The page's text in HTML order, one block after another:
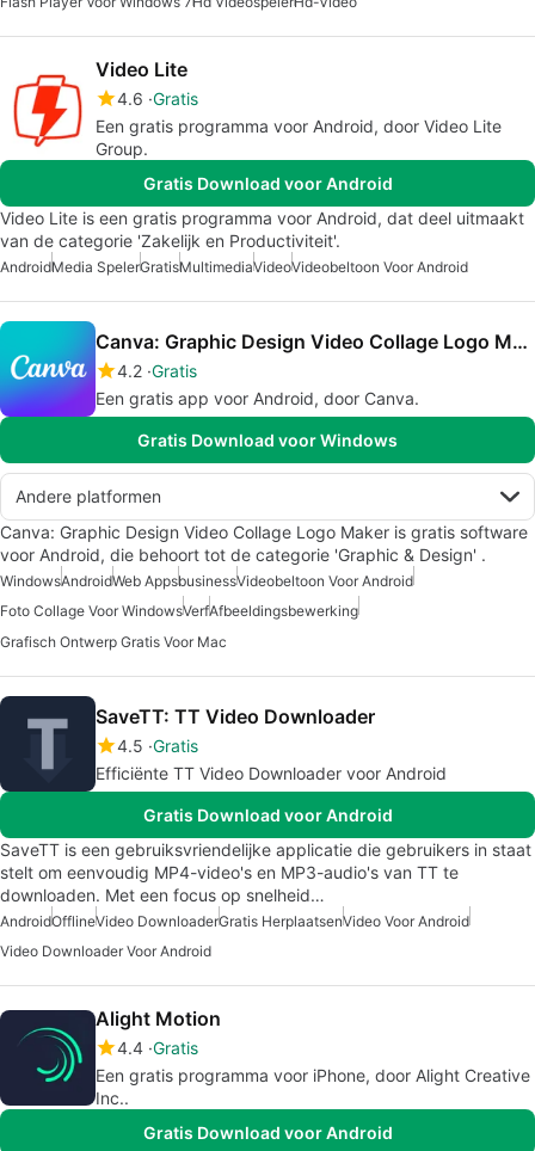
Video Lite
4.6 Gratis
Een gratis programma voor Android, door Video Lite
Group.
Gratis Download voor Android
Video Lite is een gratis programma voor Android, dat deel uitmaakt
van de categorie 'Zakelijk en Productiviteit'.
AndroidMedia SpelerGratisMultimediaVideoVideobeltoon Voor Android
Canva: Graphic Design Video Collage Logo Maker
4.2 Gratis
Een gratis app voor Android, door Canva.
Gratis Download voor Windows
Andere platformen
Canva: Graphic Design Video Collage Logo Maker is gratis software
voor Android, die behoort tot de categorie 'Graphic & Design' .
WindowsAndroidWeb AppsbusinessVideobeltoon Voor Android
Foto Collage Voor WindowsVerfAfbeeldingsbewerking
Grafisch Ontwerp Gratis Voor Mac
SaveTT: TT Video Downloader
4.5 Gratis
Efficiënte TT Video Downloader voor Android
Gratis Download voor Android
SaveTT is een gebruiksvriendelijke applicatie die gebruikers in staat
stelt om eenvoudig MP4-video's en MP3-audio's van TT te
downloaden. Met een focus op snelheid…
AndroidOfflineVideo DownloaderGratis HerplaatsenVideo Voor Android
Video Downloader Voor Android
Alight Motion
4.4 Gratis
Een gratis programma voor iPhone, door Alight Creative
Inc..
Gratis Download voor Android